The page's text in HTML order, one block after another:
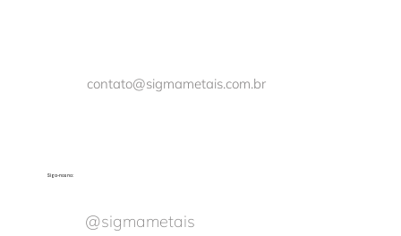
contato@sigmametais.com.br
Siga-nos no:
@sigmametais